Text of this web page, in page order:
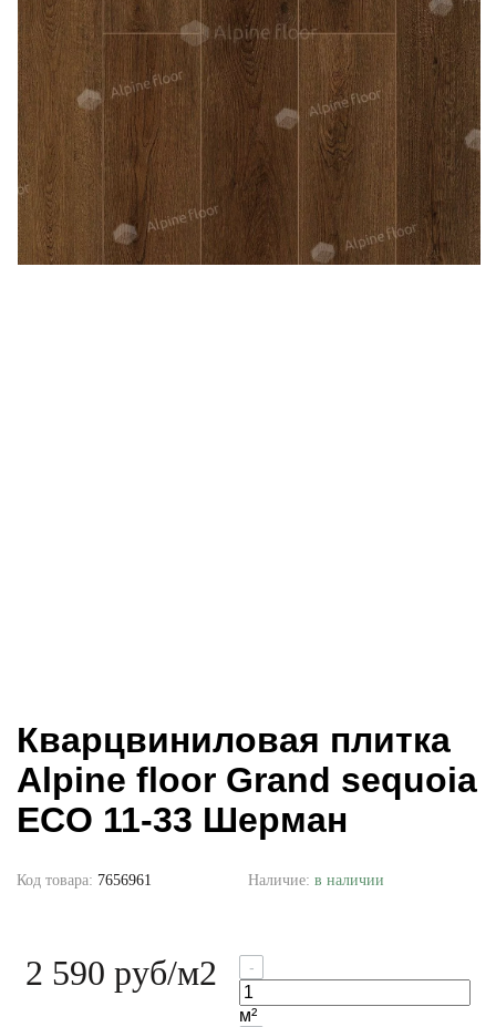
Кварцвиниловая плитка
Alpine floor Grand sequoia
ECO 11-33 Шерман
Код товара: 7656961 Наличие: в наличии
2 590 руб/м2 -
м²